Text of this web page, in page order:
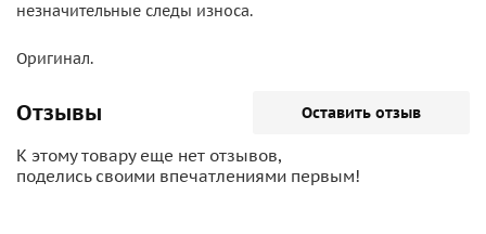
незначительные следы износа.
Оригинал.
Отзывы Оставить отзыв
К этому товару еще нет отзывов,
поделись своими впечатлениями первым!